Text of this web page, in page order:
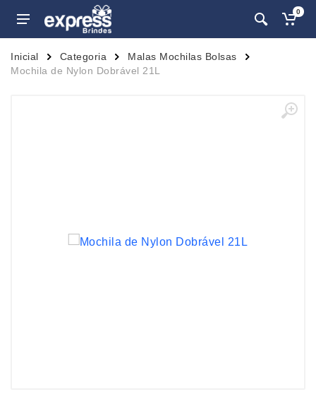
0
Inicial Categoria
Malas Mochilas Bolsas
Mochila de Nylon Dobrável 21L